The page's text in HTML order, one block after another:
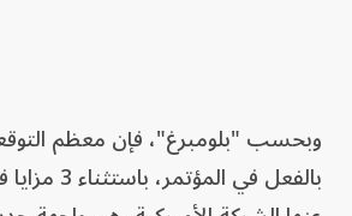
وبحسب "بلومبرغ"، فإن معظم
بالفعل في